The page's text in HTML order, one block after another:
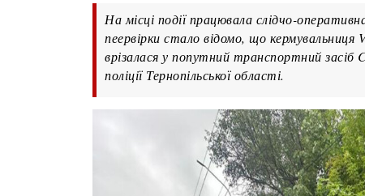
На місці події працювала слідчо-
пеервірки стало відомо, що
врізалася у попутний транспортний засіб
поліції Тернопільської області.